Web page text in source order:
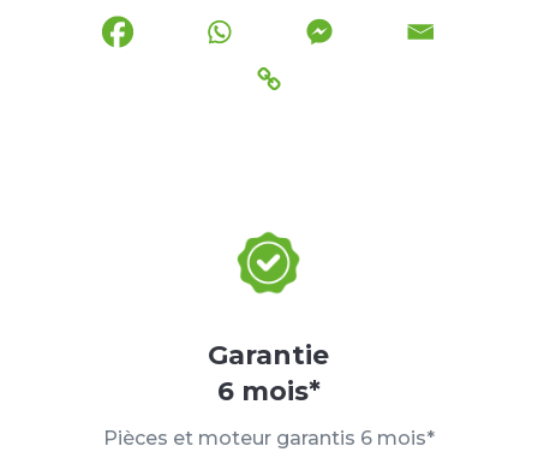
Garantie
6 mois*
Pièces et moteur garantis 6 mois*